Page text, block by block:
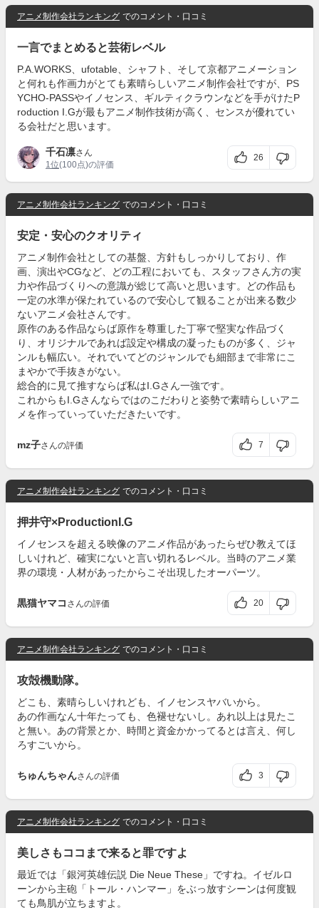
アニメ制作会社ランキング でのコメント・口コミ
一言でまとめると芸術レベル
P.A.WORKS、ufotable、シャフト、そして京都アニメーション
と何れも作画力がとても素晴らしいアニメ制作会社ですが、PS
YCHO-PASSやイノセンス、ギルティクラウンなどを手がけたP
roduction I.Gが最もアニメ制作技術が高く、センスが優れてい
る会社だと思います。
千石凛さん
1位(100点)の評価
26
アニメ制作会社ランキング でのコメント・口コミ
安定・安心のクオリティ
アニメ制作会社としての基盤、方針もしっかりしており、作
画、演出やCGなど、どの工程においても、スタッフさん方の実
力や作品づくりへの意識が総じて高いと思います。どの作品も
一定の水準が保たれているので安心して観ることが出来る数少
ないアニメ会社さんです。
原作のある作品ならば原作を尊重した丁寧で堅実な作品づく
り、オリジナルであれば設定や構成の凝ったものが多く、ジャ
ンルも幅広い。それでいてどのジャンルでも細部まで非常にこ
まやかで手抜きがない。
総合的に見て推すならば私はI.Gさん一強です。
これからもI.Gさんならではのこだわりと姿勢で素晴らしいアニ
メを作っていっていただきたいです。
mz子さんの評価 7
アニメ制作会社ランキング でのコメント・口コミ
押井守×ProductionI.G
イノセンスを超える映像のアニメ作品があったらぜひ教えてほ
しいけれど、確実にないと言い切れるレベル。当時のアニメ業
界の環境・人材があったからこそ出現したオーパーツ。
黒猫ヤマコ さんの評価 20
アニメ制作会社ランキング でのコメント・口コミ
攻殻機動隊。
どこも、素晴らしいけれども、イノセンスヤバいから。
あの作画なん十年たっても、色褪せないし。あれ以上は見たこ
と無い。あの背景とか、時間と資金かかってるとは言え、何し
ろすごいから。
ちゅんちゃんさんの評価 3
アニメ制作会社ランキング でのコメント・口コミ
美しさもココまで来ると罪ですよ
最近では「銀河英雄伝説 Die Neue These」ですね。イゼルロ
ーンから主砲「トール・ハンマー」をぶっ放すシーンは何度観
ても鳥肌が立ちますよ。